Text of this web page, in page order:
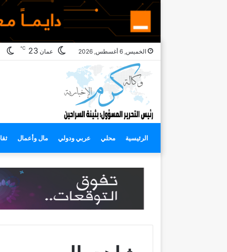
الخميس, 6 أغسطس, 2026 عمان 23
℃
الرئيسية محلي عربي ودولي مال وأعمال